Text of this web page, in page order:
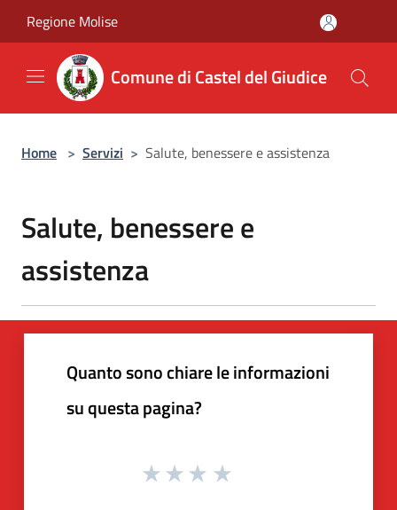
Regione Molise
Comune di Castel del Giudice
Home > Servizi > Salute, benessere e assistenza
Salute, benessere e
assistenza
Quanto sono chiare le informazioni
su questa pagina?